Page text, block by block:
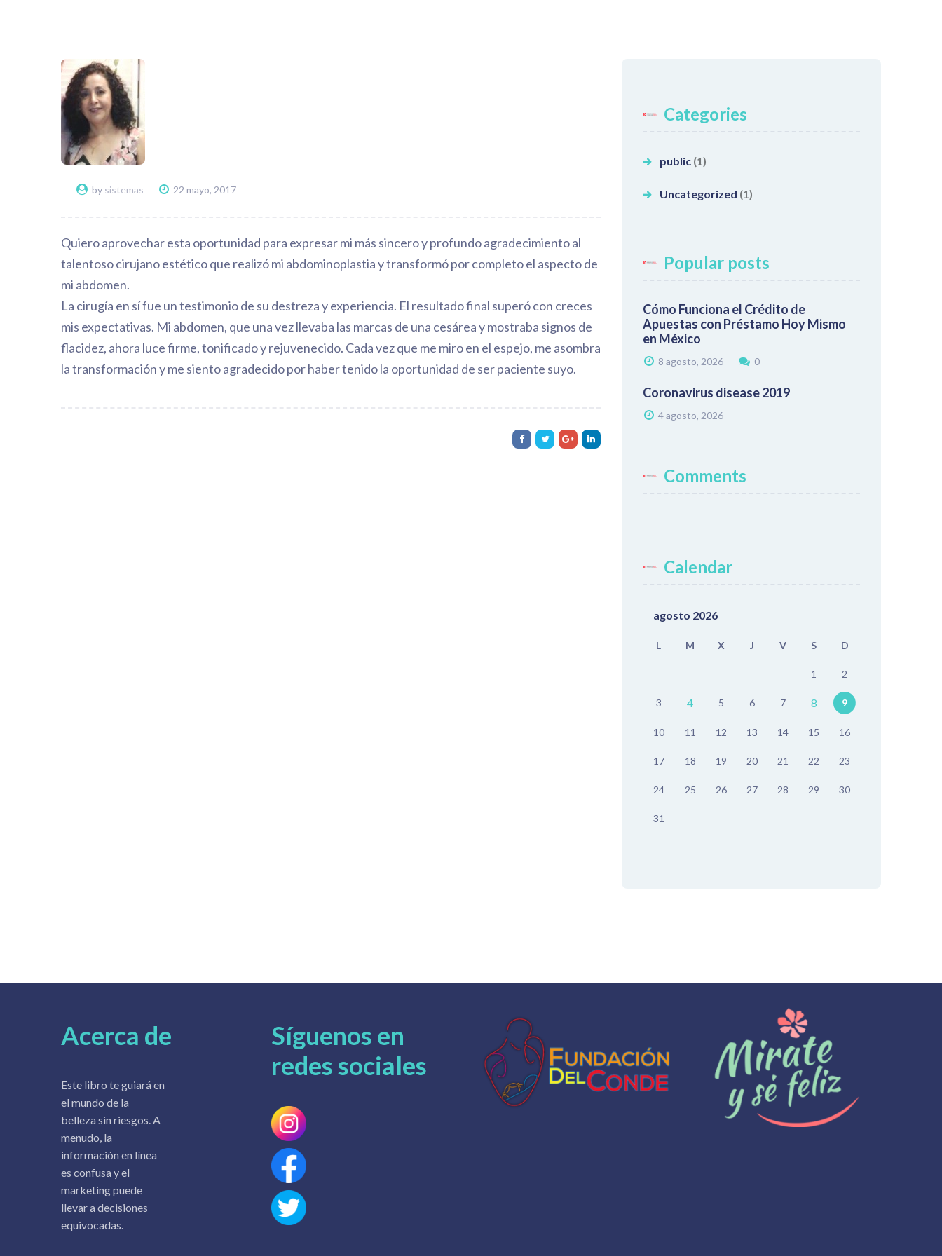
by sistemas 22 mayo, 2017
Quiero aprovechar esta oportunidad para expresar mi más sincero y profundo agradecimiento al
talentoso cirujano estético que realizó mi abdominoplastia y transformó por completo el aspecto de
mi abdomen.
La cirugía en sí fue un testimonio de su destreza y experiencia. El resultado final superó con creces
mis expectativas. Mi abdomen, que una vez llevaba las marcas de una cesárea y mostraba signos de
flacidez, ahora luce firme, tonificado y rejuvenecido. Cada vez que me miro en el espejo, me asombra
la transformación y me siento agradecido por haber tenido la oportunidad de ser paciente suyo.
Categories
public (1)
Uncategorized (1)
Popular posts
Cómo Funciona el Crédito de
Apuestas con Préstamo Hoy Mismo
en México
8 agosto, 2026 0
Coronavirus disease 2019
4 agosto, 2026
Comments
Calendar
agosto 2026
L M X J V S D
1 2
3 4 5 6 7 8 9
10 11 12 13 14 15 16
17 18 19 20 21 22 23
24 25 26 27 28 29 30
31
Acerca de
Este libro te guiará en
el mundo de la
belleza sin riesgos. A
menudo, la
información en línea
es confusa y el
marketing puede
llevar a decisiones
equivocadas.
Síguenos en
redes sociales